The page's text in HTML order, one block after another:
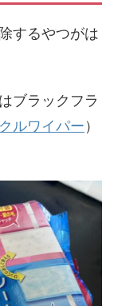
するやつがは
ブラックフラ
ルワイパー）